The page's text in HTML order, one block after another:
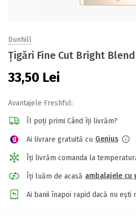
Dunhill
Țigări Fine Cut Bright Blend
33,50 Lei
Avantajele Freshful:
Îl poți primi Când îți livrăm?
Ai livrare gratuită cu Genius
Îți livrăm comanda la
Îți luăm de acasă ambalajele cu
Ai banii înapoi rapid dacă nu ești